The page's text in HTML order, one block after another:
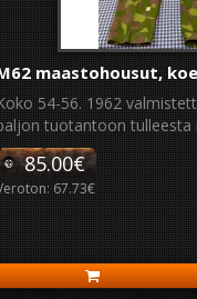
maastohousut,
54-56. 1962
tuotantoon tulleesta
85.00€
67.73€